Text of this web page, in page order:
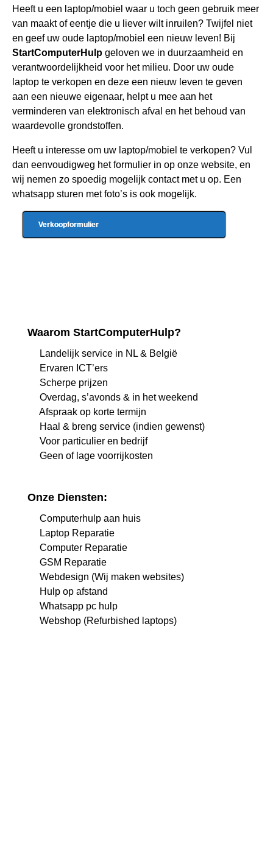
Heeft u een laptop/mobiel waar u toch geen gebruik meer
van maakt of eentje die u liever wilt inruilen? Twijfel niet
en geef uw oude laptop/mobiel een nieuw leven! Bij
StartComputerHulp geloven we in duurzaamheid en
verantwoordelijkheid voor het milieu. Door uw oude
laptop te verkopen en deze een nieuw leven te geven
aan een nieuwe eigenaar, helpt u mee aan het
verminderen van elektronisch afval en het behoud van
waardevolle grondstoffen.
Heeft u interesse om uw laptop/mobiel te verkopen? Vul
dan eenvoudigweg het formulier in op onze website, en
wij nemen zo spoedig mogelijk contact met u op. Een
whatsapp sturen met foto’s is ook mogelijk.
Verkoopformulier
Waarom StartComputerHulp?
Landelijk service in NL & België
Ervaren ICT’ers
Scherpe prijzen
Overdag, s’avonds & in het weekend
Afspraak op korte termijn
Haal & breng service (indien gewenst)
Voor particulier en bedrijf
Geen of lage voorrijkosten
Onze Diensten:
Computerhulp aan huis
Laptop Reparatie
Computer Reparatie
GSM Reparatie
Webdesign (Wij maken websites)
Hulp op afstand
Whatsapp pc hulp
Webshop (Refurbished laptops)